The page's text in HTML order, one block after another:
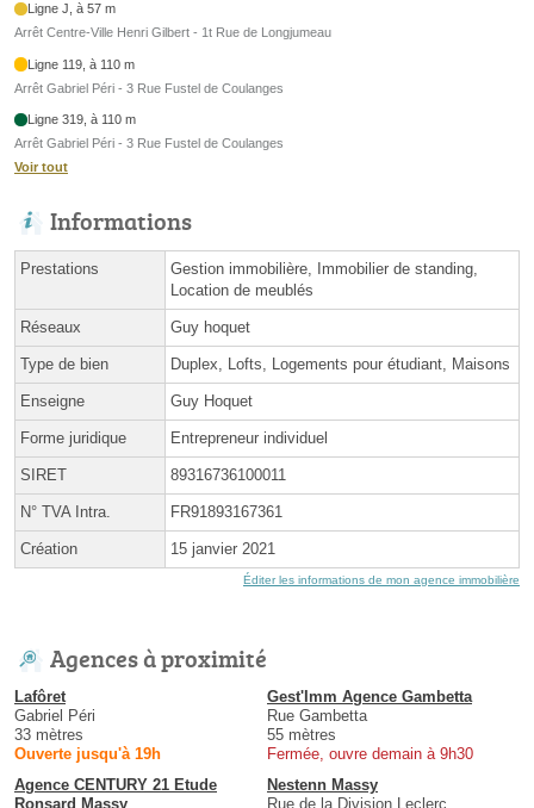
Ligne J, à 57 m
Arrêt Centre-Ville Henri Gilbert - 1t Rue de Longjumeau
Ligne 119, à 110 m
Arrêt Gabriel Péri - 3 Rue Fustel de Coulanges
Ligne 319, à 110 m
Arrêt Gabriel Péri - 3 Rue Fustel de Coulanges
Voir tout
Informations
Prestations
Gestion immobilière, Immobilier de standing,
Location de meublés
Réseaux Guy hoquet
Type de bien Duplex, Lofts, Logements pour étudiant, Maisons
Enseigne Guy Hoquet
Forme juridique Entrepreneur individuel
SIRET 89316736100011
N° TVA Intra. FR91893167361
Création 15 janvier 2021
Éditer les informations de mon agence immobilière
Agences à proximité
Lafôret
Gabriel Péri
33 mètres
Ouverte jusqu'à 19h
Gest'Imm Agence Gambetta
Rue Gambetta
55 mètres
Fermée, ouvre demain à 9h30
Agence CENTURY 21 Etude
Ronsard Massy
Nestenn Massy
Rue de la Division Leclerc